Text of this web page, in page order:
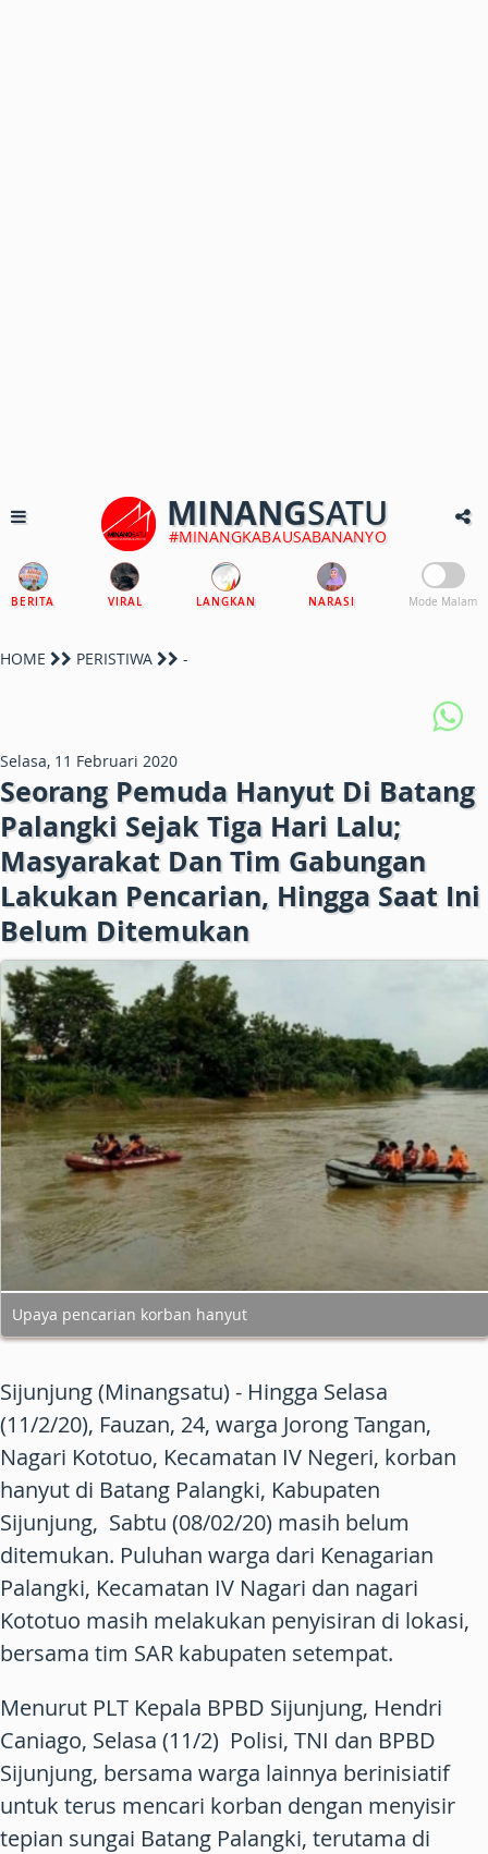
MINANGSATU
#MINANGKABAUSABANANYO
BERITA VIRAL LANGKAN NARASI Mode Malam
HOME PERISTIWA -
Selasa, 11 Februari 2020
Seorang Pemuda Hanyut Di Batang
Palangki Sejak Tiga Hari Lalu;
Masyarakat Dan Tim Gabungan
Lakukan Pencarian, Hingga Saat Ini
Belum Ditemukan
Upaya pencarian korban hanyut
Sijunjung (Minangsatu) - Hingga Selasa
(11/2/20), Fauzan, 24, warga Jorong Tangan,
Nagari Kototuo, Kecamatan IV Negeri, korban
hanyut di Batang Palangki, Kabupaten
Sijunjung, Sabtu (08/02/20) masih belum
ditemukan. Puluhan warga dari Kenagarian
Palangki, Kecamatan IV Nagari dan nagari
Kototuo masih melakukan penyisiran di lokasi,
bersama tim SAR kabupaten setempat.
Menurut PLT Kepala BPBD Sijunjung, Hendri
Caniago, Selasa (11/2) Polisi, TNI dan BPBD
Sijunjung, bersama warga lainnya berinisiatif
untuk terus mencari korban dengan menyisir
tepian sungai Batang Palangki, terutama di